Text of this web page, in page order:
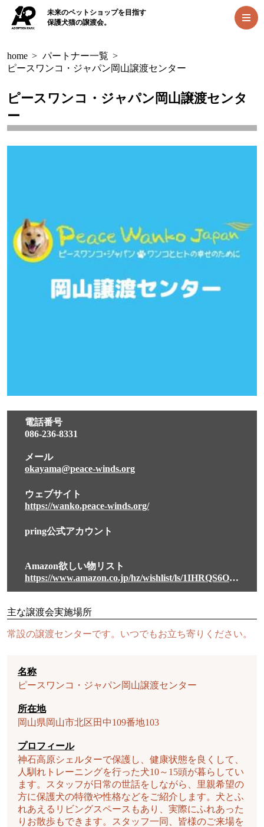
未来のペットショップを目指す
保護犬猫の譲渡会。
home > パートナー一覧 >
ピースワンコ・ジャパン岡山譲渡センター
ピースワンコ・ジャパン岡山譲渡センタ
ー
電話番号
086-236-8331
メール
okayama@peace-winds.org
ウェブサイト
https://wanko.peace-winds.org/
pring公式アカウント
Amazon欲しい物リスト
https://www.amazon.co.jp/hz/wishlist/ls/1IHRQS6O0MJHP?&sort=default
主な譲渡会実施場所
常設の譲渡センターです。いつでもお立ち寄りください。
名称
ピースワンコ・ジャパン岡山譲渡センター
所在地
岡山県岡山市北区田中109番地103
プロフィール
神石高原シェルターで保護し、健康状態を良くして、
人馴れトレーニングを行った犬10～15頭が暮らしてい
ます。スタッフが日常の世話をしながら、里親希望の
方に保護犬の特徴や性格などをご紹介します。犬とふ
れあえるリビングスペースもあり、実際にふれあった
りお散歩もできます。スタッフ一同、皆様のご来場を